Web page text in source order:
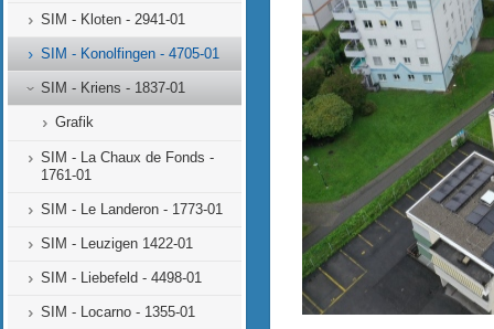
SIM - Kloten - 2941-01
SIM - Konolfingen - 4705-01
SIM - Kriens - 1837-01
Grafik
SIM - La Chaux de Fonds -
1761-01
SIM - Le Landeron - 1773-01
SIM - Leuzigen 1422-01
SIM - Liebefeld - 4498-01
SIM - Locarno - 1355-01